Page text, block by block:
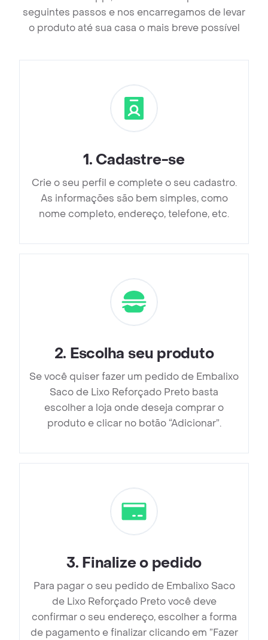
seguintes passos e nos encarregamos de levar
o produto até sua casa o mais breve possível
1. Cadastre-se
Crie o seu perfil e complete o seu cadastro.
As informações são bem simples, como
nome completo, endereço, telefone, etc.
2. Escolha seu produto
Se você quiser fazer um pedido de Embalixo
Saco de Lixo Reforçado Preto basta
escolher a loja onde deseja comprar o
produto e clicar no botão “Adicionar”.
3. Finalize o pedido
Para pagar o seu pedido de Embalixo Saco
de Lixo Reforçado Preto você deve
confirmar o seu endereço, escolher a forma
de pagamento e finalizar clicando em ”Fazer